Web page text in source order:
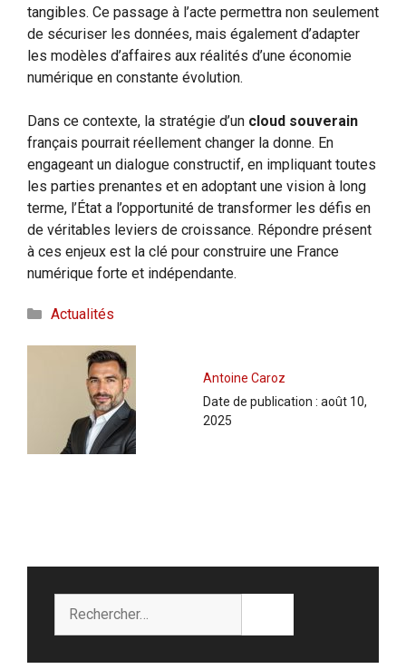
tangibles. Ce passage à l’acte permettra non seulement
de sécuriser les données, mais également d’adapter
les modèles d’affaires aux réalités d’une économie
numérique en constante évolution.
Dans ce contexte, la stratégie d’un cloud souverain
français pourrait réellement changer la donne. En
engageant un dialogue constructif, en impliquant toutes
les parties prenantes et en adoptant une vision à long
terme, l’État a l’opportunité de transformer les défis en
de véritables leviers de croissance. Répondre présent
à ces enjeux est la clé pour construire une France
numérique forte et indépendante.
Catégories
Actualités
Antoine Caroz
Date de publication : août 10,
2025